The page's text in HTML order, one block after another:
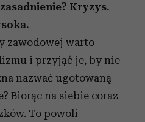
Kryzys.
zawodowej warto
i przyjąć je, by nie
nazwać ugotowaną
Biorąc na siebie coraz
To powoli